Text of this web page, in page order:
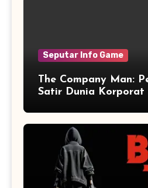
Seputar Info Game
The Company Man:
Satir Dunia Korporat